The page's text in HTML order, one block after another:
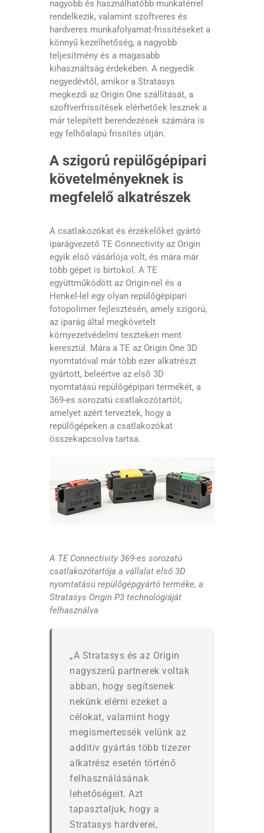
nagyobb és használhatóbb munkatérrel
rendelkezik, valamint szoftveres és
hardveres munkafolyamat-frissítéseket a
könnyű kezelhetőség, a nagyobb
teljesítmény és a magasabb
kihasználtság érdekében. A negyedik
negyedévtől, amikor a Stratasys
megkezdi az Origin One szállítását, a
szoftverfrissítések elérhetőek lesznek a
már telepített berendezések számára is
egy felhőalapú frissítés útján.
A szigorú repülőgépipari
követelményeknek is
megfelelő alkatrészek
A csatlakozókat és érzékelőket gyártó
iparágvezető TE Connectivity az Origin
egyik első vásárlója volt, és mára már
több gépet is birtokol. A TE
együttműködött az Origin-nel és a
Henkel-lel egy olyan repülőgépipari
fotopolimer fejlesztésén, amely szigorú,
az iparág által megkövetelt
környezetvédelmi teszteken ment
keresztül. Mára a TE az Origin One 3D
nyomtatóval már több ezer alkatrészt
gyártott, beleértve az első 3D
nyomtatású repülőgépipari termékét, a
369-es sorozatú csatlakozótartót,
amelyet azért terveztek, hogy a
repülőgépeken a csatlakozókat
összekapcsolva tartsa.
A TE Connectivity 369-es sorozatú
csatlakozótartója a vállalat első 3D
nyomtatású repülőgépgyártó terméke, a
Stratasys Origin P3 technológiáját
felhasználva
„A Stratasys és az Origin
nagyszerű partnerek voltak
abban, hogy segítsenek
nekünk elérni ezeket a
célokat, valamint hogy
megismertessék velünk az
additív gyártás több tízezer
alkatrész esetén történő
felhasználásának
lehetőségeit. Azt
tapasztaljuk, hogy a
Stratasys hardverei,